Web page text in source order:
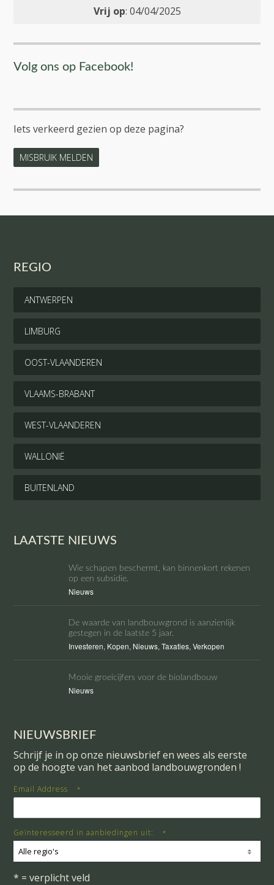
Vrij op: 04/04/2025
Volg ons op Facebook!
Iets verkeerd gezien op deze pagina?
MISBRUIK MELDEN
REGIO
ANTWERPEN
LIMBURG
OOST-VLAANDEREN
VLAAMS-BRABANT
WEST-VLAANDEREN
WALLONIË
BUITENLAND
LAATSTE NIEUWS
Wie schapen beschermt, kan binnenkort rekenen
op een subsidie.
Nieuws
De waarde van landbouwgrond is aanzienlijk
gestegen in de laatste 5 jaar.
Investeren, Kopen, Nieuws,Taxaties,Verkopen
Mooie groeicijfers voor de biolandbouw
Nieuws
NIEUWSBRIEF
Schrijf je in op onze nieuwsbrief en wees als eerste
op de hoogte van het aanbod landbouwgronden !
Email Address *
Geïnteresseerd in aanbiedingen uit: *
Alle regio's
* = verplicht veld